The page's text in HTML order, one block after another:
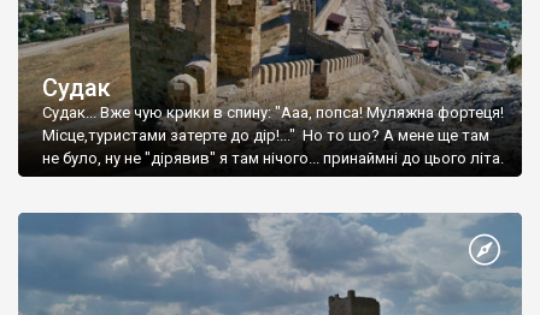
Судак
Судак... Вже чую крики в спину: "Ааа, попса! Муляжна фортеця!
Місце,туристами затерте до дір!..." Но то шо? А мене ще там
не було, ну не "дірявив" я там нічого... принаймні до цього літа.